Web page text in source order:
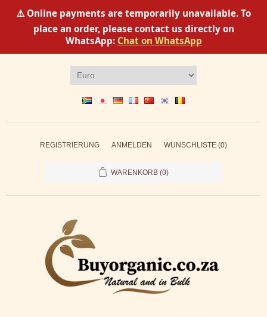
⚠️ Online payments are temporarily unavailable. To
place an order, please contact us directly on
WhatsApp: Chat on WhatsApp
REGISTRIERUNG ANMELDEN WUNSCHLISTE (0)
WARENKORB (0)